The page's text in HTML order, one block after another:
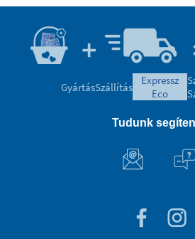
GyártásSzállítás
expressz
eco
Tudunk